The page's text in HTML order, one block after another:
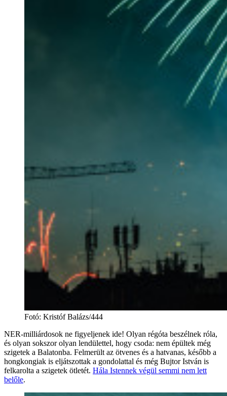
Fotó: Kristóf Balázs/444
NER-milliárdosok ne figyeljenek ide! Olyan régóta beszélnek róla,
és olyan sokszor olyan lendülettel, hogy csoda: nem épültek még
szigetek a Balatonba. Felmerült az ötvenes és a hatvanas, később a
hongkongiak is eljátszottak a gondolattal és még Bujtor István is
felkarolta a szigetek ötletét. Hála Istennek végül semmi nem lett
belőle.